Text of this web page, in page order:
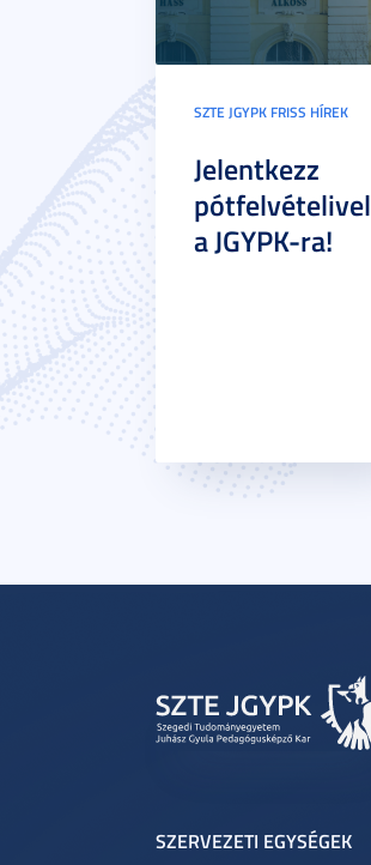
SZTE JGYPK FRISS HÍREK
Jelentkezz
pótfelvételivel
a JGYPK-ra!
SZERVEZETI EGYSÉGEK